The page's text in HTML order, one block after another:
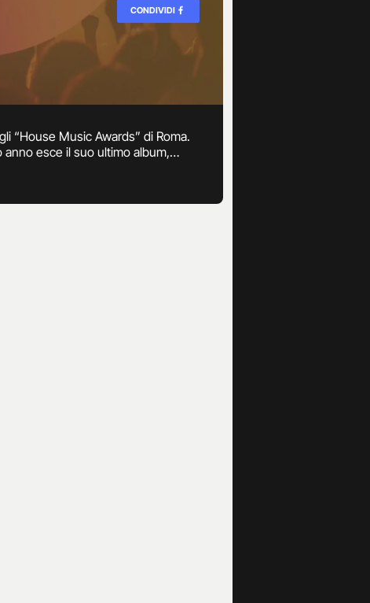
CONDIVIDI
“House Music Awards” di Roma.
anno esce il suo ultimo album,